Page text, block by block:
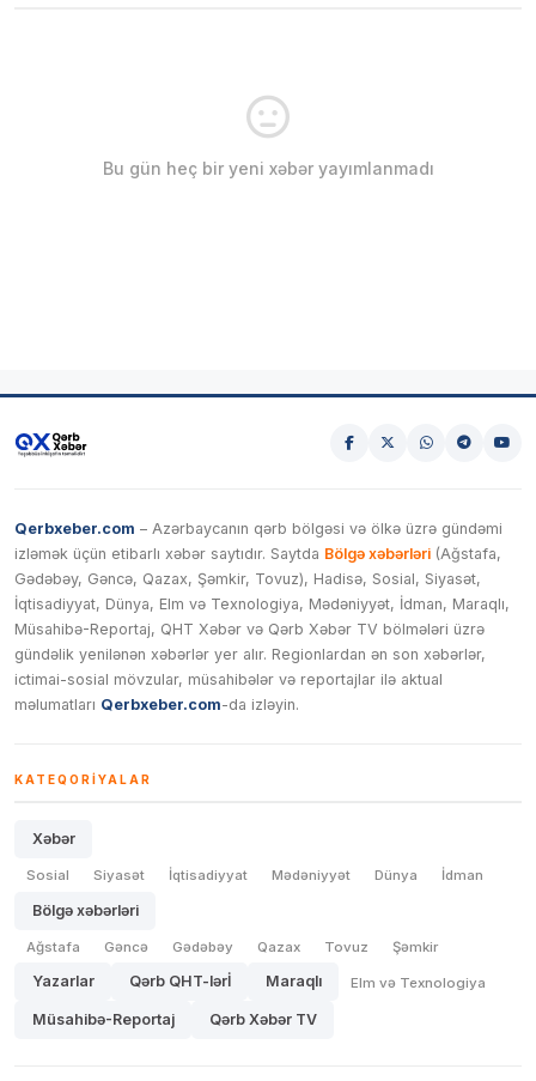
Bu gün heç bir yeni xəbər yayımlanmadı
Qerbxeber.com – Azərbaycanın qərb bölgəsi və ölkə üzrə gündəmi
izləmək üçün etibarlı xəbər saytıdır. Saytda Bölgə xəbərləri (Ağstafa,
Gədəbəy, Gəncə, Qazax, Şəmkir, Tovuz), Hadisə, Sosial, Siyasət,
İqtisadiyyat, Dünya, Elm və Texnologiya, Mədəniyyət, İdman, Maraqlı,
Müsahibə-Reportaj, QHT Xəbər və Qərb Xəbər TV bölmələri üzrə
gündəlik yenilənən xəbərlər yer alır. Regionlardan ən son xəbərlər,
ictimai-sosial mövzular, müsahibələr və reportajlar ilə aktual
məlumatları Qerbxeber.com-da izləyin.
KATEQORIYALAR
Xəbər
Sosial Siyasət İqtisadiyyat Mədəniyyət Dünya İdman
Bölgə xəbərləri
Ağstafa Gəncə Gədəbəy Qazax Tovuz Şəmkir
Yazarlar Qərb QHT-lərİ Maraqlı Elm və Texnologiya
Müsahibə-Reportaj Qərb Xəbər TV